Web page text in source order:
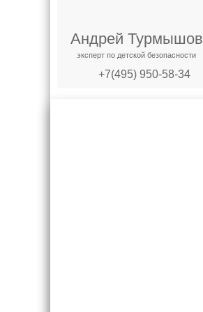
Андрей Турмышов
эксперт по детской безопасности
+7(495) 950-58-34